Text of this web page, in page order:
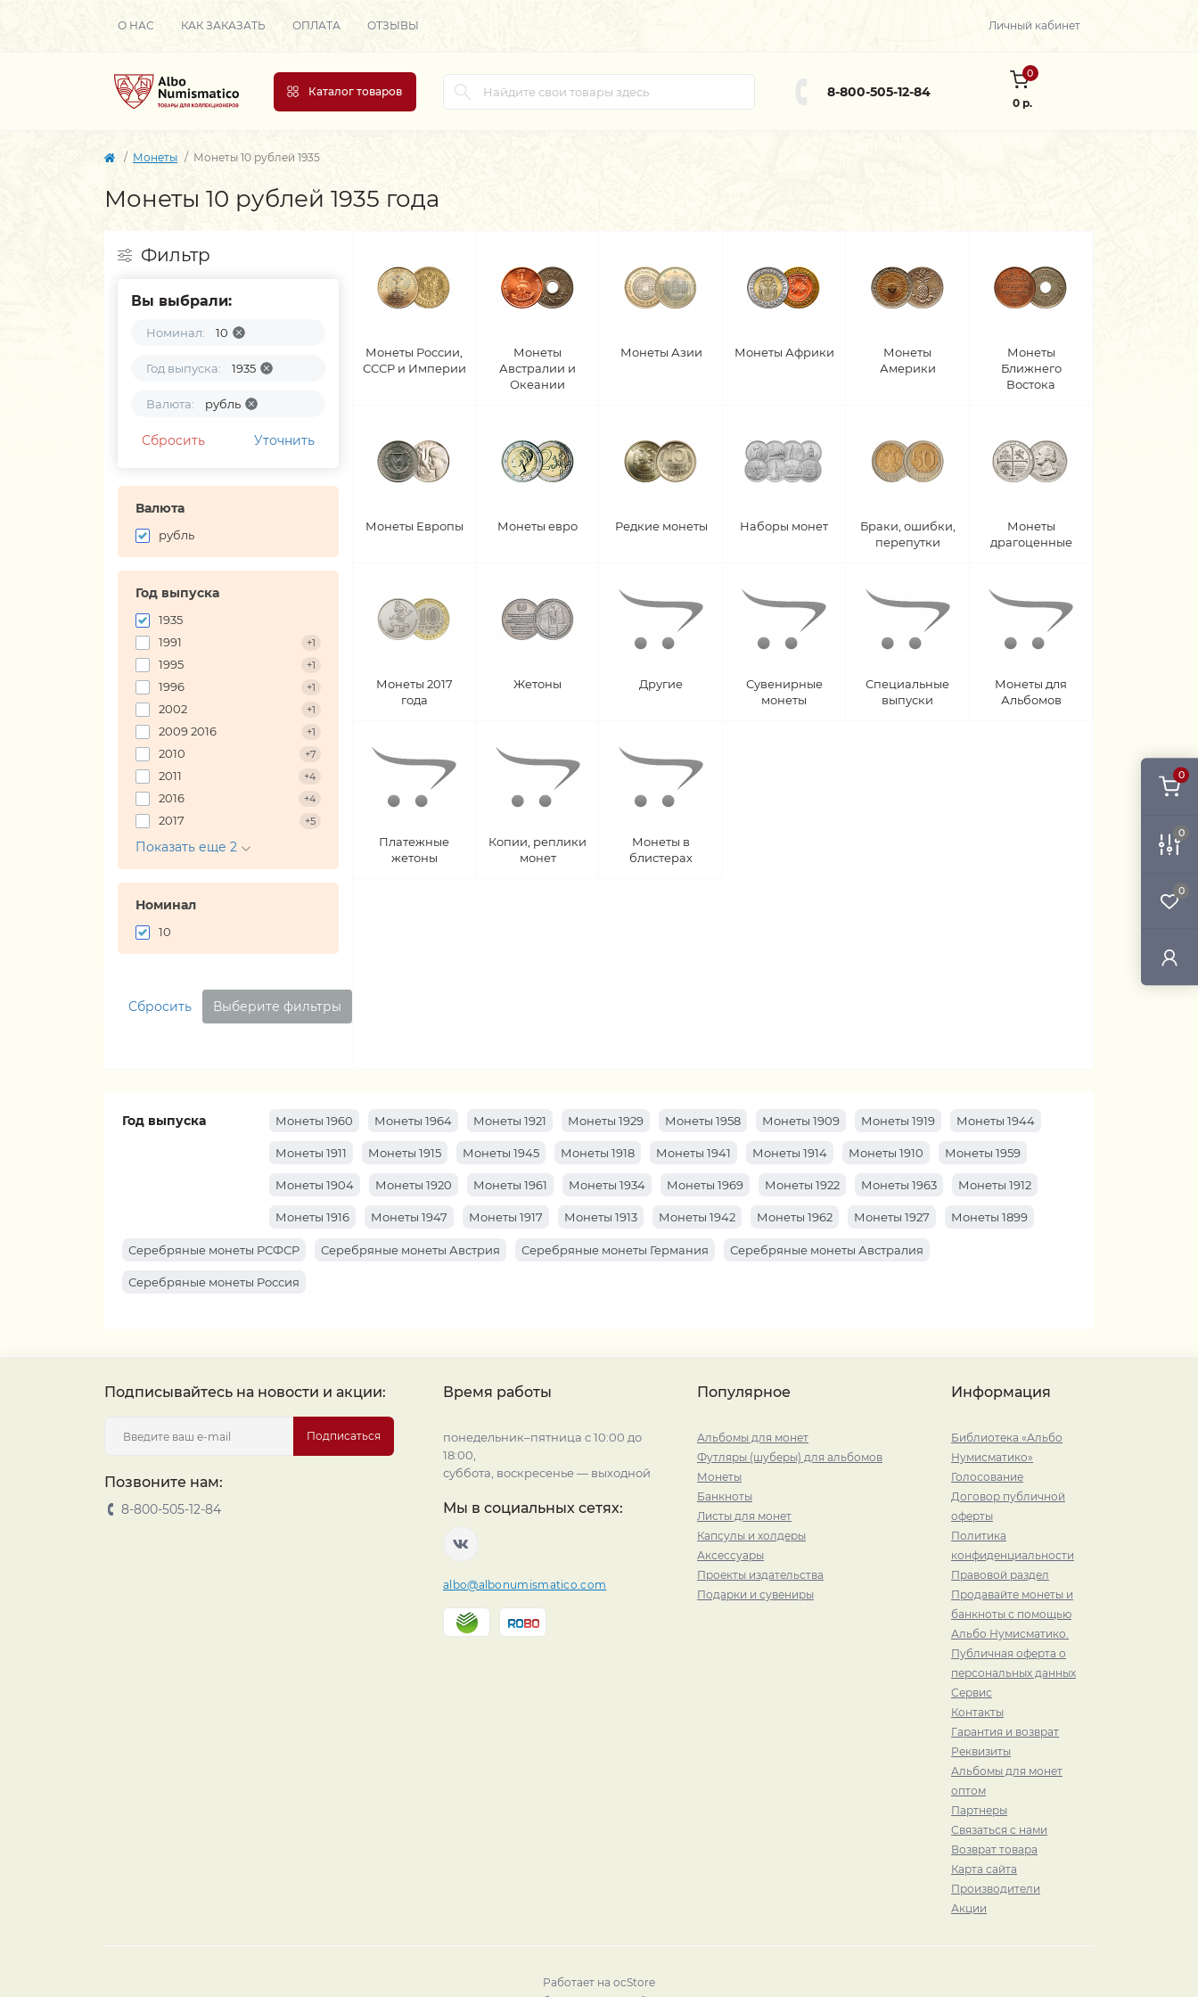
0
0
0
О НАС КАК ЗАКАЗАТЬ ОПЛАТА ОТЗЫВЫ Личный кабинет
Каталог товаров 8-800-505-12-84
0
0 р.
Монеты Монеты 10 рублей 1935
Монеты 10 рублей 1935 года
Фильтр
Вы выбрали:
Номинал: 10
Год выпуска: 1935
Валюта: рубль
Сбросить Уточнить
Валюта
рубль
Год выпуска
1935
1991
+1
1995 +1
1996 +1
2002 +1
2009 2016 +1
2010 +7
2011 +4
2016 +4
2017 +5
Показать еще 2
Номинал
10
Сбросить Выберите фильтры
Монеты России,
СССР и Империи
Монеты
Австралии и
Океании
Монеты Азии Монеты Африки
Монеты
Америки
Монеты
Ближнего
Востока
Монеты Европы Монеты евро Редкие монеты Наборы монет
Браки, ошибки,
перепутки
Монеты
драгоценные
Монеты 2017
года
Жетоны Другие
Сувенирные
монеты
Специальные
выпуски
Монеты для
Альбомов
Платежные
жетоны
Копии, реплики
монет
Монеты в
блистерах
Год выпуска Монеты 1960 Монеты 1964 Монеты 1921 Монеты 1929 Монеты 1958 Монеты 1909 Монеты 1919 Монеты 1944
Монеты 1911 Монеты 1915 Монеты 1945 Монеты 1918 Монеты 1941 Монеты 1914 Монеты 1910 Монеты 1959
Монеты 1904 Монеты 1920 Монеты 1961 Монеты 1934 Монеты 1969 Монеты 1922 Монеты 1963 Монеты 1912
Монеты 1916 Монеты 1947 Монеты 1917 Монеты 1913 Монеты 1942 Монеты 1962 Монеты 1927 Монеты 1899
Серебряные монеты РСФСР Серебряные монеты Австрия Серебряные монеты Германия Серебряные монеты Австралия
Серебряные монеты Россия
Подписывайтесь на новости и акции:
Подписаться
Позвоните нам:
8-800-505-12-84
Время работы
понедельник–пятница с 10:00 до
18:00,
суббота, воскресенье — выходной
Мы в социальных сетях:
albo@albonumismatico.com
Популярное
Альбомы для монет
Футляры (шуберы) для альбомов
Монеты
Банкноты
Листы для монет
Капсулы и холдеры
Аксессуары
Проекты издательства
Подарки и сувениры
Информация
Библиотека «Альбо
Нумисматико»
Голосование
Договор публичной
оферты
Политика
конфиденциальности
Правовой раздел
Продавайте монеты и
банкноты с помощью
Альбо Нумисматико.
Публичная оферта о
персональных данных
Сервис
Контакты
Гарантия и возврат
Реквизиты
Альбомы для монет
оптом
Партнеры
Связаться с нами
Возврат товара
Карта сайта
Производители
Акции
Работает на ocStore